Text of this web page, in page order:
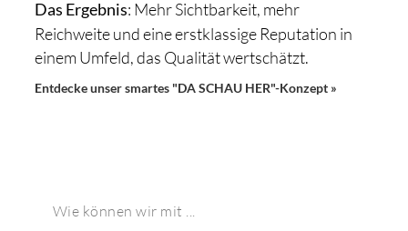
Das Ergebnis: Mehr Sichtbarkeit, mehr
Reichweite und eine erstklassige Reputation in
einem Umfeld, das Qualität wertschätzt.
Entdecke unser smartes "DA SCHAU HER"-Konzept »
Wie können wir mit ...